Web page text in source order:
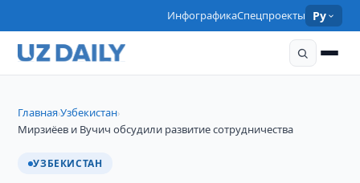
ИнфографикаСпецпроекты Ру
Главная›Узбекистан›
Мирзиёев и Вучич обсудили развитие сотрудничества
УЗБЕКИСТАН